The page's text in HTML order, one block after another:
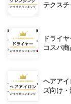
テクスチ
ドライ
コスパ商
ヘアア
ズ向け